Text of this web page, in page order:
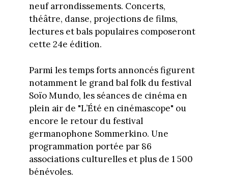
neuf arrondissements. Concerts,
théâtre, danse, projections de films,
lectures et bals populaires composeront
cette 24e édition.
Parmi les temps forts annoncés figurent
notamment le grand bal folk du festival
Soïo Mundo, les séances de cinéma en
plein air de "L’Été en cinémascope" ou
encore le retour du festival
germanophone Sommerkino. Une
programmation portée par 86
associations culturelles et plus de 1 500
bénévoles.